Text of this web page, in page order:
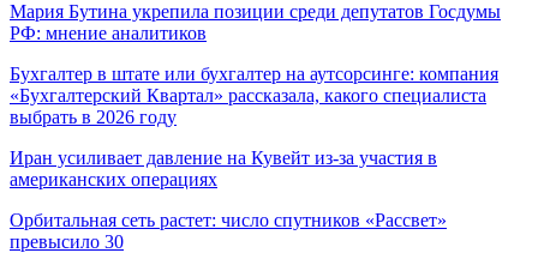
Мария Бутина укрепила позиции среди депутатов Госдумы
РФ: мнение аналитиков
Бухгалтер в штате или бухгалтер на аутсорсинге: компания
«Бухгалтерский Квартал» рассказала, какого специалиста
выбрать в 2026 году
Иран усиливает давление на Кувейт из-за участия в
американских операциях
Орбитальная сеть растет: число спутников «Рассвет»
превысило 30